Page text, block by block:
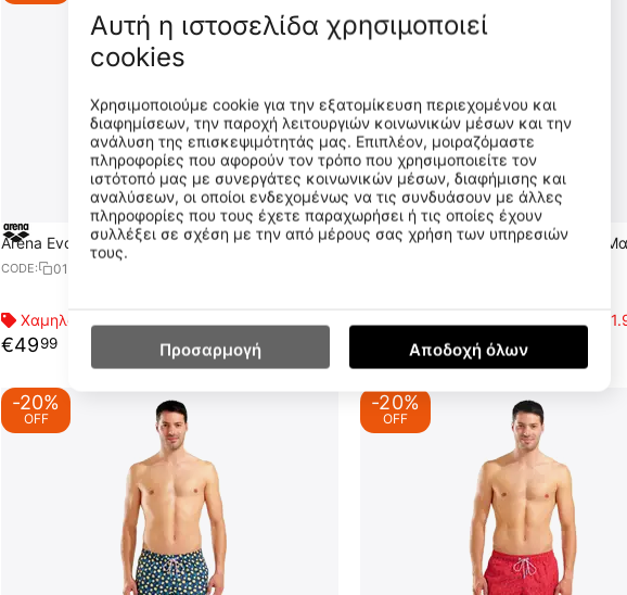
Arena Evo Beach Boxer Solid Ανδρικό Μαγιό
CODE: 010867-900
Χαμηλότερη Τιμή 30 Ημερών:
€4999
Arena Colours Swim Brief Aνδρικό
99
-20%
OFF
-20%
OFF
Αυτή η ιστοσελίδα χρησιμοποιεί
cookies
Χρησιμοποιούμε cookie για την εξατομίκευση περιεχομένου και
διαφημίσεων, την παροχή λειτουργιών κοινωνικών μέσων και την
ανάλυση της επισκεψιμότητάς μας. Επιπλέον, μοιραζόμαστε
πληροφορίες που αφορούν τον τρόπο που χρησιμοποιείτε τον
ιστότοπό μας με συνεργάτες κοινωνικών μέσων, διαφήμισης και
αναλύσεων, οι οποίοι ενδεχομένως να τις συνδυάσουν με άλλες
πληροφορίες που τους έχετε παραχωρήσει ή τις οποίες έχουν
συλλέξει σε σχέση με την από μέρους σας χρήση των υπηρεσιών
τους.
Προσαρμογή Αποδοχή όλων